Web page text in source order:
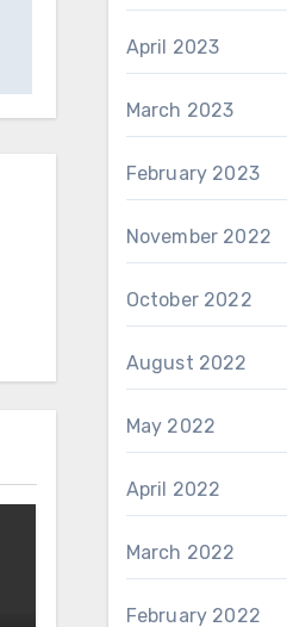
April 2023
March 2023
February 2023
November 2022
October 2022
August 2022
May 2022
April 2022
March 2022
February 2022